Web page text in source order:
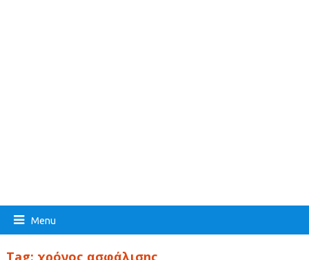
Menu
Tag: χρόνος ασφάλισης